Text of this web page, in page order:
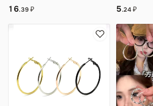
16.39₽ 5.24₽